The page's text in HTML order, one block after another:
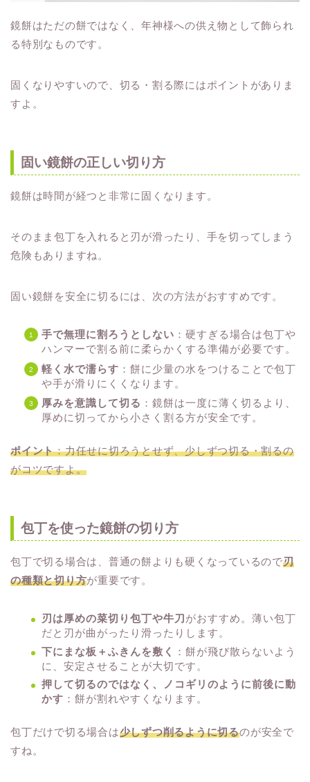
鏡餅はただの餅ではなく、年神様への供え物として飾られ
る特別なものです。
固くなりやすいので、切る・割る際にはポイントがありま
すよ。
固い鏡餅の正しい切り方
鏡餅は時間が経つと非常に固くなります。
そのまま包丁を入れると刃が滑ったり、手を切ってしまう
危険もありますね。
固い鏡餅を安全に切るには、次の方法がおすすめです。
手で無理に割ろうとしない ：硬すぎる場合は包丁や
ハンマーで割る前に柔らかくする準備が必要です。
軽く水で濡らす ：餅に少量の水をつけることで包丁
や手が滑りにくくなります。
厚みを意識して切る ：鏡餅は一度に薄く切るより、
厚めに切ってから小さく割る方が安全です。
ポイント：力任せに切ろうとせず、少しずつ切る・割るの
がコツですよ。
包丁を使った鏡餅の切り方
包丁で切る場合は、普通の餅よりも硬くなっているので刃
の種類と切り方が重要です。
刃は厚めの菜切り包丁や牛刀がおすすめ。薄い包丁
だと刃が曲がったり滑ったりします。
下にまな板＋ふきんを敷く
：餅が飛び散らないよう
に、安定させることが大切です。
押して切るのではなく、ノコギリのように前後に動
かす ：餅が割れやすくなります。
包丁だけで切る場合は少しずつ削るように切るのが安全で
すね。